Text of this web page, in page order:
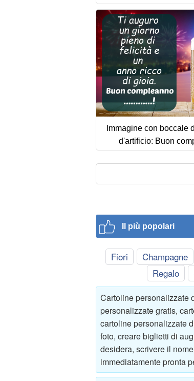
Immagine con boccale
d'artificio: Buon
Il più popolari
Fiori Champagne
Regalo
Cartoline personalizzate
personalizzate gratis,
cartoline personalizzate
foto, creare biglietti di
desidera, scrivere il
immediatamente pronta